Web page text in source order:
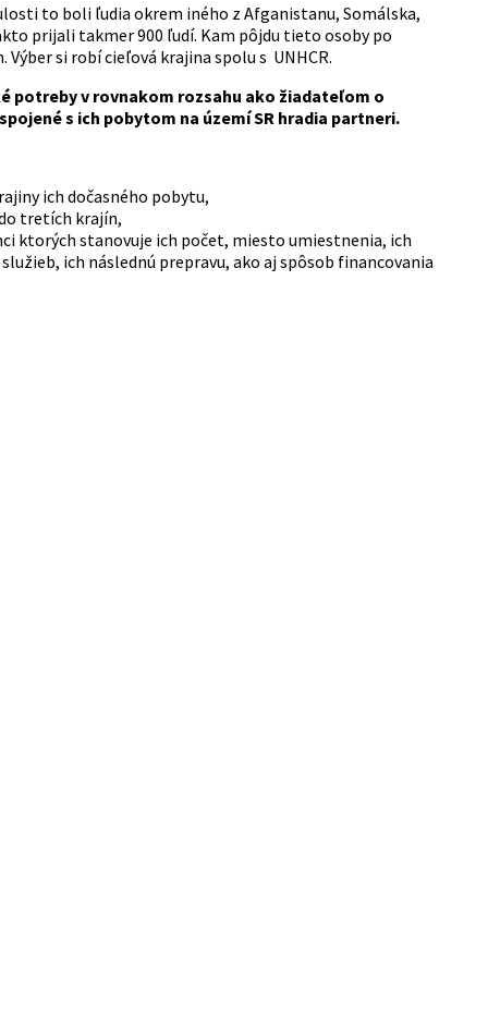
to boli ľudia okrem iného z Afganistanu, Somálska,
prijali takmer 900 ľudí. Kam pôjdu tieto osoby po
si robí cieľová krajina spolu s UNHCR.
potreby v rovnakom rozsahu ako žiadateľom o
s ich pobytom na území SR hradia partneri.
ich dočasného pobytu,
tretích krajín,
ktorých stanovuje ich počet, miesto umiestnenia, ich
ich následnú prepravu, ako aj spôsob financovania